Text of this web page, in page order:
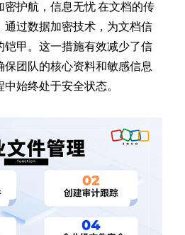
密护航，信息无忧 在文档的传
通过数据加密技术，为文档信
铠甲。这一措施有效减少了信
保团队的核心资料和敏感信息
始终处于安全状态。